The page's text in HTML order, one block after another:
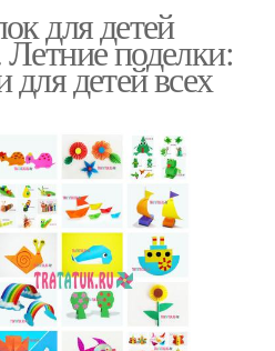
для детей
поделки:
детей всех